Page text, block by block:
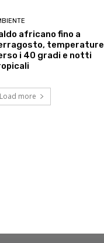
africano fino a
temperature
i 40 gradi e notti
Load more